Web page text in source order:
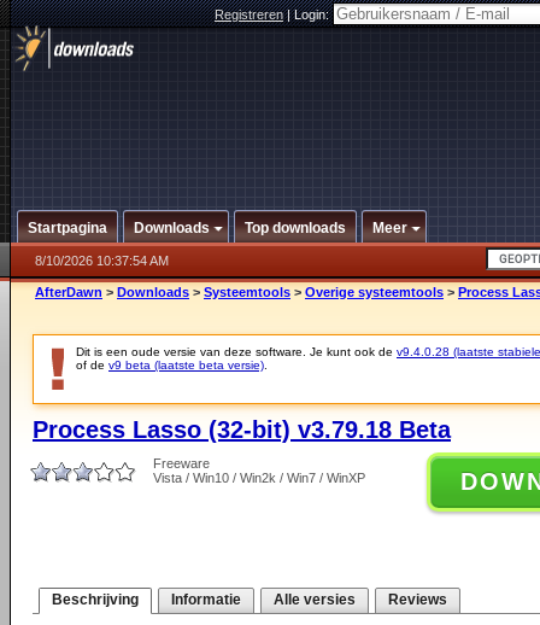
Registreren|Login:
Startpagina Downloads Top downloads Meer
8/10/2026 10:37:54 AM
AfterDawn > Downloads > Systeemtools > Overige systeemtools > Process
Dit is een oude versie van deze software. Je kunt ook de v9.4.0.28 (laatste
of de v9 beta (laatste beta versie)
Process Lasso (32-bit) v3.79.18 Beta
Freeware
Vista / Win10 / Win2k / Win7 / WinXP
Beschrijving Informatie Alle versies Reviews